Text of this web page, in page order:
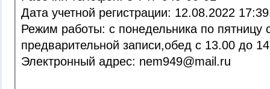
Дата учетной регистрации: 12.08.2022
Режим работы: с понедельника по пятницу с 09.00 до 18.00, суббота по
предварительной записи,обед с 13.00 до
Электронный адрес: nem949@mail.ru